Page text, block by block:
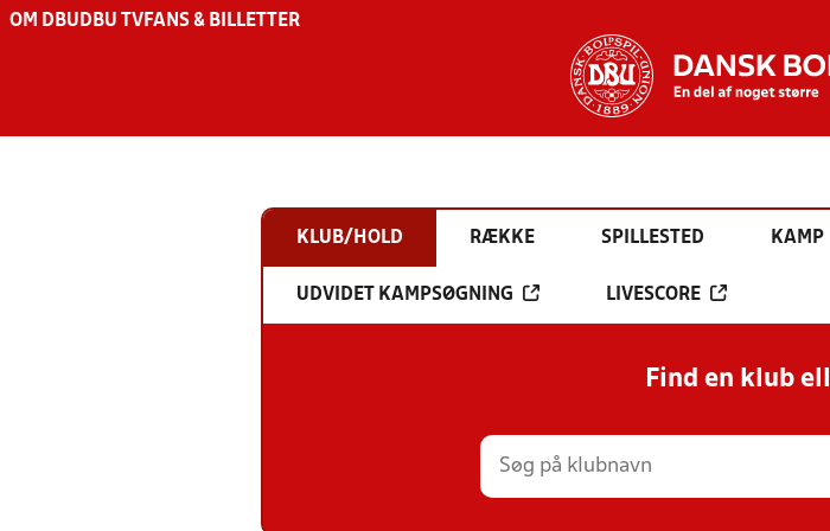
OM DBU DBU TV FANS & BILLETTER
KLUB/HOLD RÆKKE SPILLESTED KAMP
UDVIDET KAMPSØGNING LIVESCORE
Find en klub